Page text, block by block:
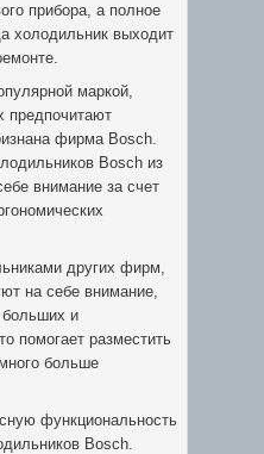
прибора, а полное
холодильник выходит
маркой,
предпочитают
фирма Bosch.
Bosch из
внимание за счет
других фирм,
на себе внимание,
больших и
помогает разместить
больше
функциональность
Bosch.